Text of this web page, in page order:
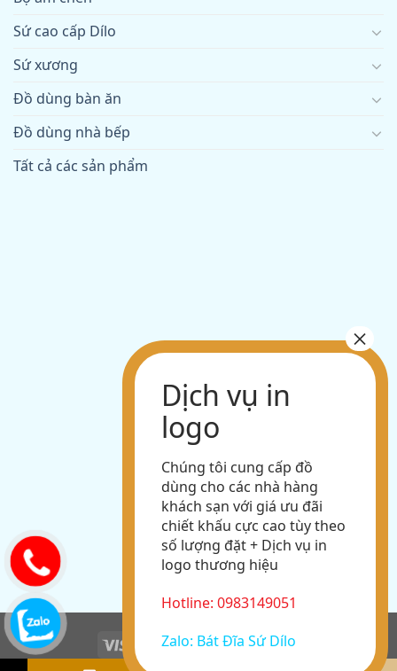
Sứ cao cấp Dílo
Sứ xương
Đồ dùng bàn ăn
Đồ dùng nhà bếp
Tất cả các sản phẩm
Chúng tôi cung cấp đồ
dùng cho các nhà hàng
khách sạn với giá ưu đãi
chiết khấu cực cao tùy theo
số lượng đặt + Dịch vụ in
logo thương hiệu
Hotline: 0983149051
Zalo: Bát Đĩa Sứ Dílo